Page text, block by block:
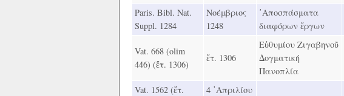
Paris. Bibl. Nat.
Suppl. 1284
Νοέμβριος
1248
᾿Αποσπάσματα
διαφόρων ἔργων
Vat. 668 (olim
446) (ἔτ. 1306)
ἔτ. 1306
Εὐθυμίου Ζιγαβηνοῦ
Δογματική
Πανοπλία
Vat. 1562 (ἔτ.
4 ᾿Απριλίου